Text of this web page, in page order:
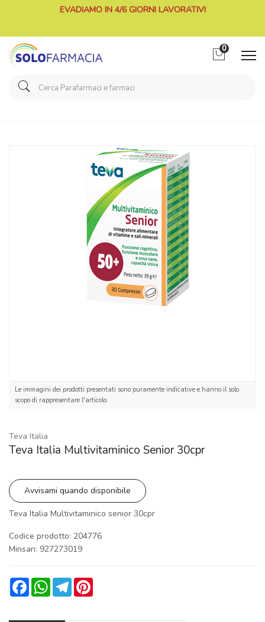
EVADIAMO IN 4/6 GIORNI LAVORATIVI
0
Teva Italia Multivitaminico Senior 30cpr
Le immagini dei prodotti presentati sono puramente indicative e hanno il solo
scopo di rappresentare l'articolo.
Teva Italia
Teva Italia Multivitaminico Senior 30cpr
Avvisami quando disponibile
Teva Italia Multivitaminico senior 30cpr
Codice prodotto: 204776
Minsan: 927273019
FacebookWhatsApp
Telegram